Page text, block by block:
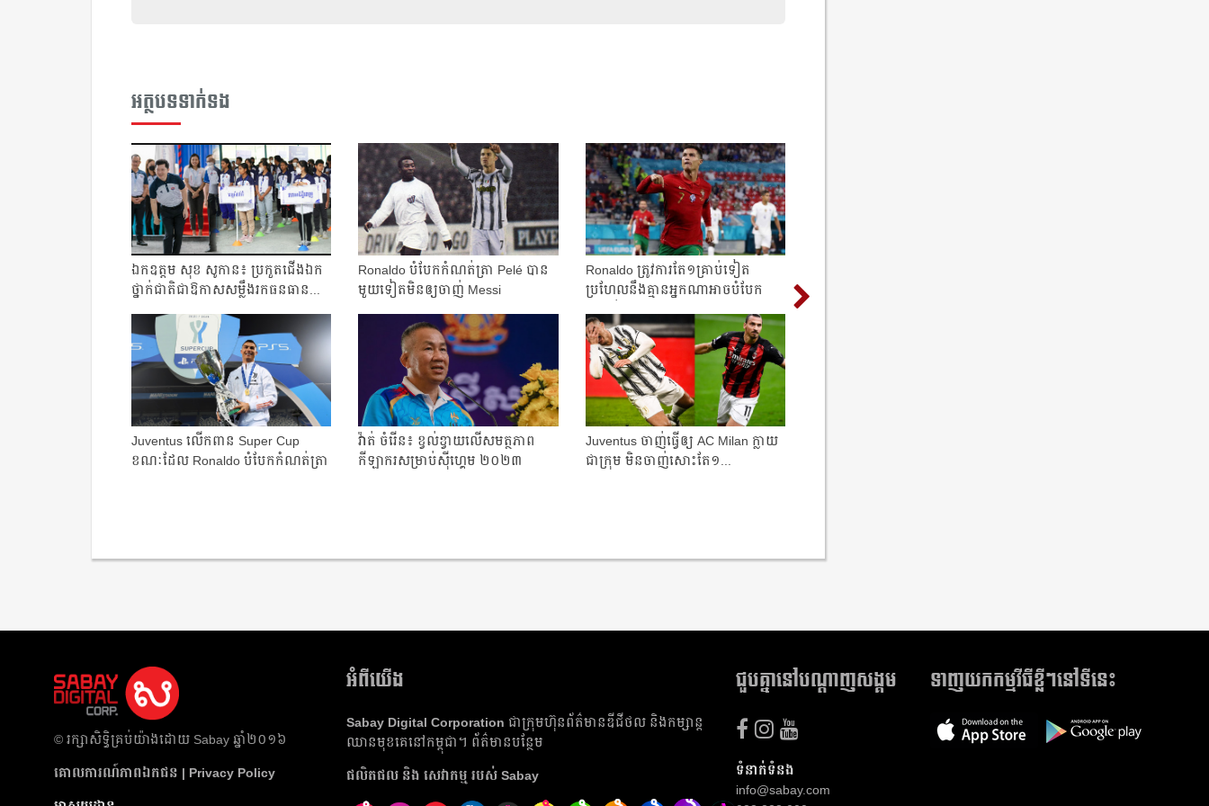
អត្ថបទទាក់ទង
ឯកឧត្ដម​ សុខ សូកាន៖​ ប្រកួត​ជើងឯក​
ថ្នាក់​ជាតិ​ជា​ឱកាស​សម្លឹង​រក​ធនធាន​...
Ronaldo ​បំបែក​កំណត់ត្រា Pelé ​បាន​
មួយ​ទៀត​មិន​ឲ្យ​ចាញ់ Messi
Ronaldo ត្រូវការ​តែ១គ្រាប់​ទៀត
ប្រហែល​នឹងគ្មាន​អ្នកណា​អាច​បំបែក​
Juventus ​លើកពាន​ Super Cup ​
ខណៈ​ដែល Ronaldo ​បំបែក​កំណត់ត្រា​
វ៉ាត់ ចំរើន៖ ខ្វល់ខ្វាយលើសមត្ថភាព
កីឡាករសម្រាប់ស៊ីហ្គេម ២០២៣
​Juventus ​ចាញ់​ធ្វើ​ឲ្យ​ AC Milan ​​ក្លាយ​
ជា​ក្រុម​ មិន​ចាញ់​សោះ​តែ​១...
​© រក្សា​សិទ្ធិ​គ្រប់​យ៉ាង​ដោយ​ Sabay ឆ្នាំ​២០១៦
គោលការណ៍​ភាព​ឯកជន | Privacy Policy
អំពីយើង
Sabay Digital Corporation ជា​ក្រុមហ៊ុន​ព័ត៌មាន​ឌីជីថល និង​កម្សាន្ត​
ឈាន​មុខ​គេ​នៅ​កម្ពុជា។ ព័ត៌មាន​បន្ថែម
ផលិត​ផល​ និង​ សេវាកម្ម របស់ Sabay
ជួបគ្នានៅបណ្តាញសង្គម
ទំនាក់ទំនង
info@sabay.com
ទាញយកកម្មវីធីខ្លីៗនៅទីនេះ